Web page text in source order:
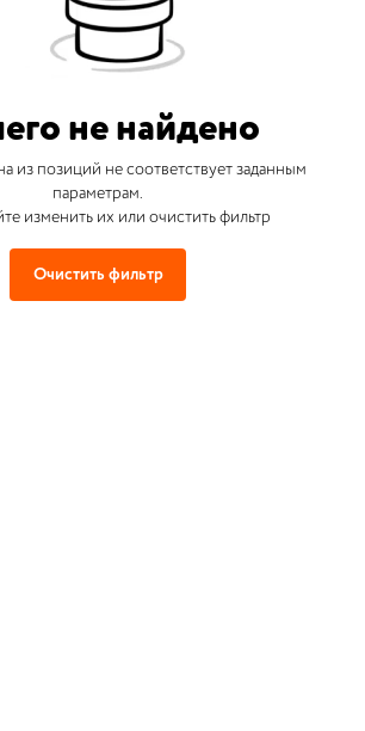
не найдено
из позиций не соответствует заданным
параметрам.
изменить их или очистить фильтр
Очистить фильтр